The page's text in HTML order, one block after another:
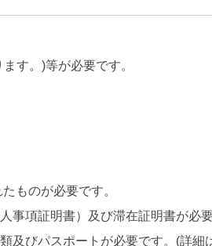
す。)等が必要です。
ものが必要です。
項証明書）及び滞在証明書が必要
びパスポートが必要です。(詳細